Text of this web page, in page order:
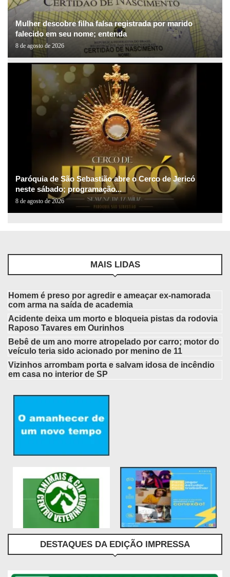
Mulher descobre filha falsa registrada por marido
falecido em seu nome; entenda
8 de agosto de 2026
Paróquia de São Sebastião abre o Cerco de Jericó
neste sábado; programação...
8 de agosto de 2026
MAIS LIDAS
Homem é preso por agredir e ameaçar ex-namorada
com arma na saída de academia
Acidente deixa um morto e bloqueia pistas da rodovia
Raposo Tavares em Ourinhos
Bebê de um ano morre atropelado por carro; motor do
veículo teria sido acionado por menino de 11
Vizinhos arrombam porta e salvam idosa de incêndio
em casa no interior de SP
DESTAQUES DA EDIÇÃO IMPRESSA